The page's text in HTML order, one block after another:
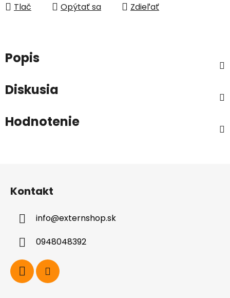
Tlač Opýtať sa Zdieľať
Popis
Diskusia
Hodnotenie
Kontakt
info@externshop.sk
0948048392